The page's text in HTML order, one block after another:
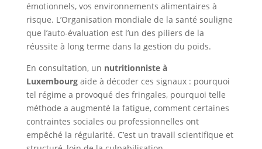
émotionnels, vos environnements alimentaires à
risque. L’Organisation mondiale de la santé souligne
que l’auto-évaluation est l’un des piliers de la
réussite à long terme dans la gestion du poids.
En consultation, un nutritionniste à
Luxembourgaide à décoder ces signaux : pourquoi
tel régime a provoqué des fringales, pourquoi telle
méthode a augmenté la fatigue, comment certaines
contraintes sociales ou professionnelles ont
empêché la régularité. C’est un travail scientifique et